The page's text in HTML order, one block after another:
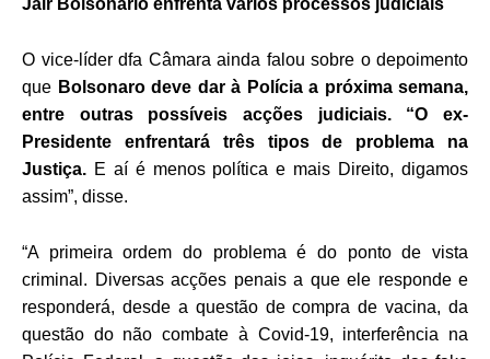
Jair Bolsonario enfrenta vários processos judiciais
O vice-líder dfa Câmara ainda falou sobre o depoimento
que Bolsonaro deve dar à Polícia a próxima semana,
entre outras possíveis acções judiciais. “O ex-
Presidente enfrentará três tipos de problema na
Justiça. E aí é menos política e mais Direito, digamos
assim”, disse.
“A primeira ordem do problema é do ponto de vista
criminal. Diversas acções penais a que ele responde e
responderá, desde a questão de compra de vacina, da
questão do não combate à Covid-19, interferência na